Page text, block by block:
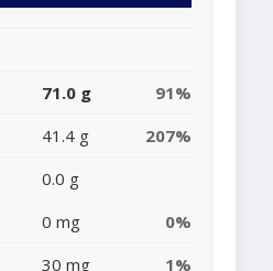
71.0 g
91%
41.4 g
207%
0.0 g
0 mg
0%
30 mg 1%